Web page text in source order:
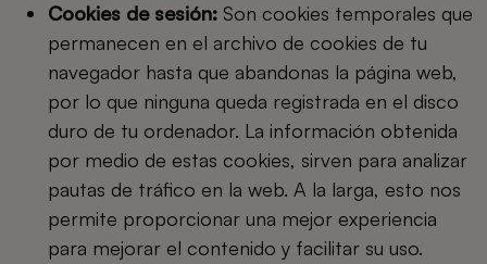
Cookies de sesión: Son cookies temporales que
permanecen en el archivo de cookies de tu
navegador hasta que abandonas la página web,
por lo que ninguna queda registrada en el disco
duro de tu ordenador. La información obtenida
por medio de estas cookies, sirven para analizar
pautas de tráfico en la web. A la larga, esto nos
permite proporcionar una mejor experiencia
para mejorar el contenido y facilitar su uso.